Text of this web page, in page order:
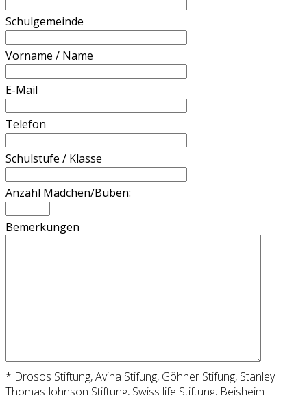
Schulgemeinde
Vorname / Name
E-Mail
Telefon
Schulstufe / Klasse
Anzahl Mädchen/Buben:
Bemerkungen
* Drosos Stiftung, Avina Stifung, Göhner Stifung, Stanley
Thomas Johnson Stiftung, Swiss life Stiftung, Beisheim